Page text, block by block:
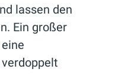
lassen den
Ein großer